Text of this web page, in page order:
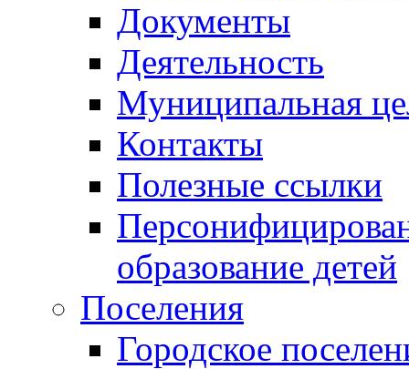
Документы
Деятельность
Муниципальная
Контакты
Полезные ссылки
образование детей
Поселения
Городское